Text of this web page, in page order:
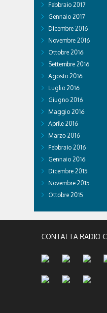
Febbraio 2017
Gennaio 2017
Dicembre 2016
Novembre 2016
Ottobre 2016
Settembre 2016
Agosto 2016
Luglio 2016
Giugno 2016
Maggio 2016
Aprile 2016
Marzo 2016
Febbraio 2016
Gennaio 2016
Dicembre 2015
Novembre 2015
Ottobre 2015
CONTATTA RADIO